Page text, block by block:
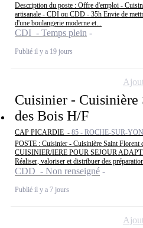
Description du poste : Offre d'emploi -
artisanale - CDI ou CDD - 35h Envie de
d'une boulangerie moderne et...
CDI - Temps plein
Publié il y a 19 jours
Cuisinier - Cuisinière
des Bois H/F
CAP PICARDIE - 85 - ROCHE-SUR-YON
POSTE : Cuisinier - Cuisinière Saint
CUISINIER/IERE POUR SEJOUR
Réaliser, valoriser et distribuer des
CDD - Non renseigné
Publié il y a 7 jours